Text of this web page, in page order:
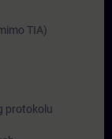
TIA)
protokolu